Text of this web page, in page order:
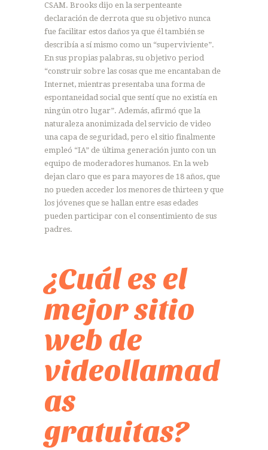
CSAM. Brooks dijo en la serpenteante
declaración de derrota que su objetivo nunca
fue facilitar estos daños ya que él también se
describía a sí mismo como un “superviviente”.
En sus propias palabras, su objetivo period
“construir sobre las cosas que me encantaban de
Internet, mientras presentaba una forma de
espontaneidad social que sentí que no existía en
ningún otro lugar”. Además, afirmó que la
naturaleza anonimizada del servicio de video
una capa de seguridad, pero el sitio finalmente
empleó “IA” de última generación junto con un
equipo de moderadores humanos. En la web
dejan claro que es para mayores de 18 años, que
no pueden acceder los menores de thirteen y que
los jóvenes que se hallan entre esas edades
pueden participar con el consentimiento de sus
padres.
¿Cuál es el
mejor sitio
web de
videollamad
as
gratuitas?